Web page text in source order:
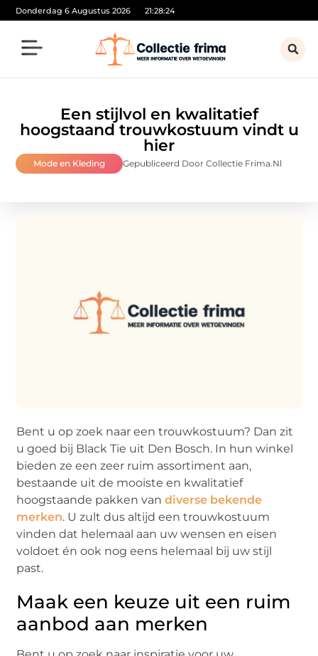
Donderdag 6 Augustus 2026 21:28:25
Een stijlvol en kwalitatief
hoogstaand trouwkostuum vindt u
hier
Mode en Kleding Gepubliceerd Door Collectie Frima.nl
Bent u op zoek naar een trouwkostuum? Dan zit
u goed bij Black Tie uit Den Bosch. In hun winkel
bieden ze een zeer ruim assortiment aan,
bestaande uit de mooiste en kwalitatief
hoogstaande pakken vandiverse bekende
merken. U zult dus altijd een trouwkostuum
vinden dat helemaal aan uw wensen en eisen
voldoet én ook nog eens helemaal bij uw stijl
past.
Maak een keuze uit een ruim
aanbod aan merken